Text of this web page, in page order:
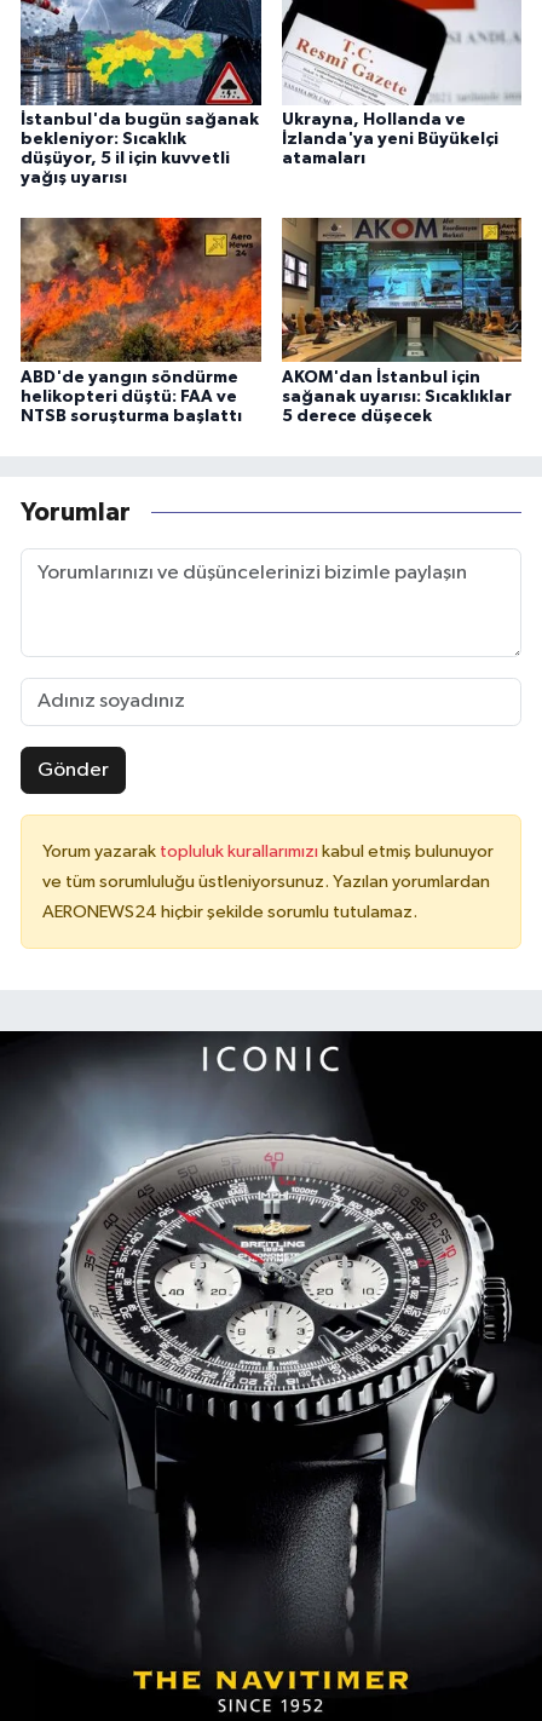
İstanbul'da bugün sağanak
bekleniyor: Sıcaklık
düşüyor, 5 il için kuvvetli
yağış uyarısı
Ukrayna, Hollanda ve
İzlanda'ya yeni Büyükelçi
atamaları
ABD'de yangın söndürme
helikopteri düştü: FAA ve
NTSB soruşturma başlattı
AKOM'dan İstanbul için
sağanak uyarısı: Sıcaklıklar
5 derece düşecek
Yorumlar
Gönder
Yorum yazarak topluluk kurallarımızı kabul etmiş bulunuyor
ve tüm sorumluluğu üstleniyorsunuz. Yazılan yorumlardan
AERONEWS24 hiçbir şekilde sorumlu tutulamaz.